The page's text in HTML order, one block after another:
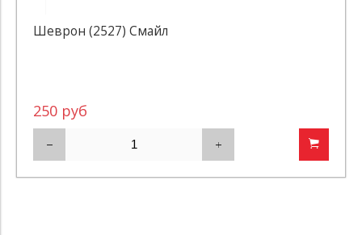
Шеврон (2527) Смайл
250 руб